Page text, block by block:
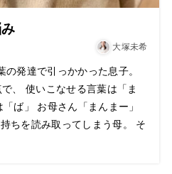
大塚未希
発達で引っかかった息子。
、 使いこなせる言葉は「ま
ば」 お母さん「まんまー」
ちを読み取ってしまう母。 そ